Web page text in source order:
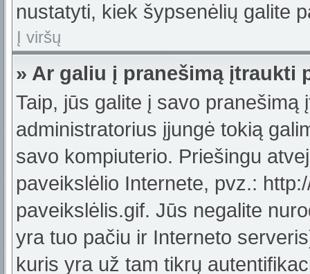
nustatyti, kiek šypsenėlių galite
Į viršų
» Ar galiu į pranešimą įtraukti
Taip, jūs galite į savo
administratorius įjungė tokią
savo kompiuterio. Priešingu
paveikslėlio Internete, pvz.:
paveikslėlis.gif. Jūs negalite
yra tuo pačiu ir Interneto
kuris yra už tam tikrų